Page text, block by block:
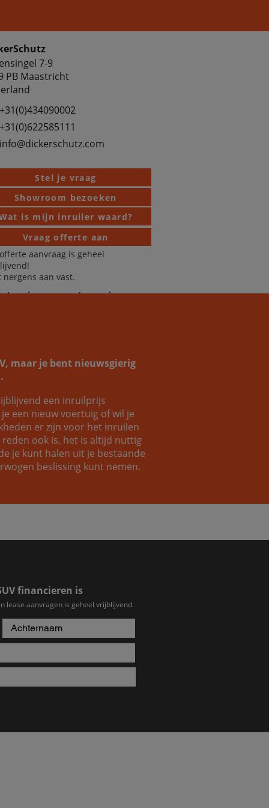
7-9
PB Maastricht
+31(0)434090002
+31(0)622585111
info@dickerschutz.com
Stel je vraag
Showroom bezoeken
is mijn inruiler waard?
Vraag offerte aan
aanvraag is geheel
nergens aan vast.
je graag verder aan jouw
Coen Luc
maar je bent nieuwsgierig
een inruilprijs
een nieuw voertuig of wil je
er zijn voor het inruilen
ook is, het is altijd nuttig
je kunt halen uit je bestaande
beslissing kunt nemen.
financieren is
lease aanvragen is geheel vrijblijvend.